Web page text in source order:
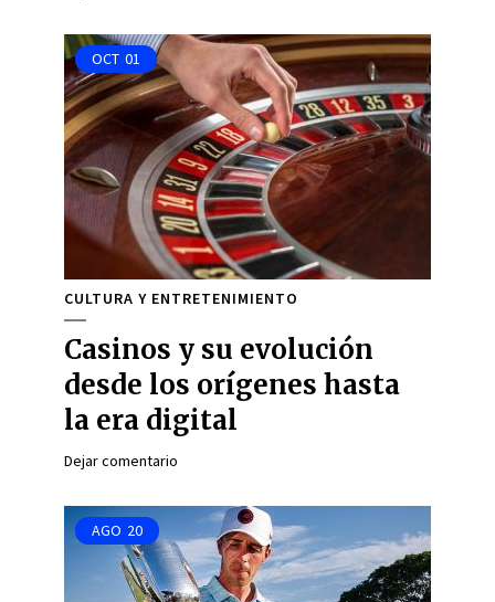
OCT 01
CULTURA Y ENTRETENIMIENTO
Casinos y su evolución
desde los orígenes hasta
la era digital
Dejar comentario
AGO 20